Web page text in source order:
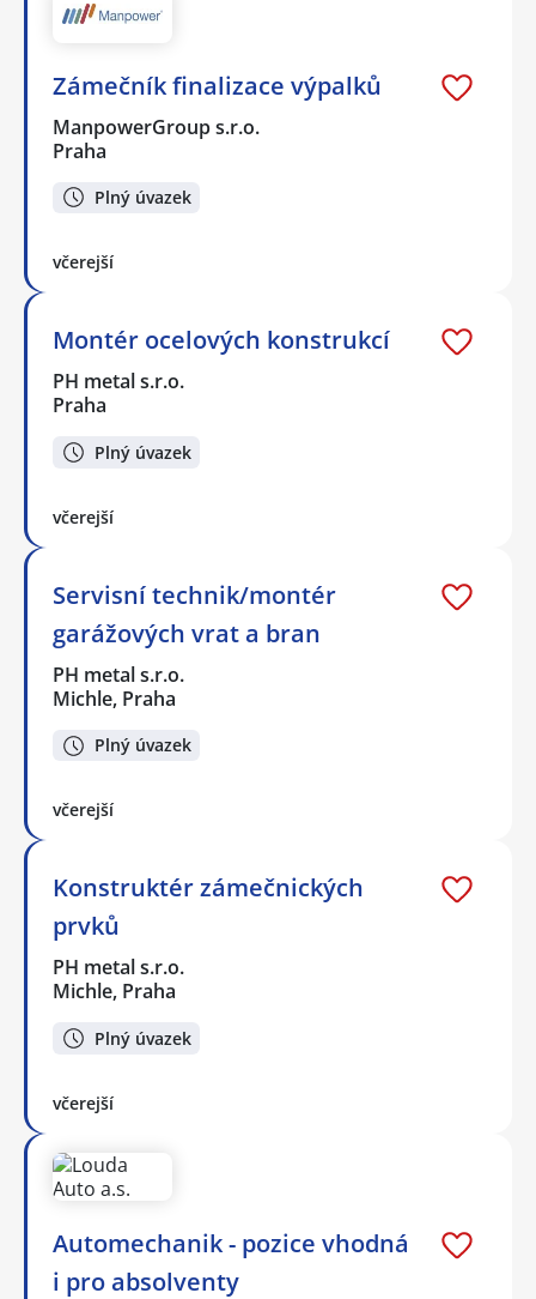
Zámečník finalizace výpalků
ManpowerGroup s.r.o.
Praha
Plný úvazek
včerejší
Montér ocelových konstrukcí
PH metal s.r.o.
Praha
Plný úvazek
včerejší
Servisní technik/montér
garážových vrat a bran
PH metal s.r.o.
Michle, Praha
Plný úvazek
včerejší
Konstruktér zámečnických
prvků
PH metal s.r.o.
Michle, Praha
Plný úvazek
včerejší
Automechanik - pozice vhodná
i pro absolventy